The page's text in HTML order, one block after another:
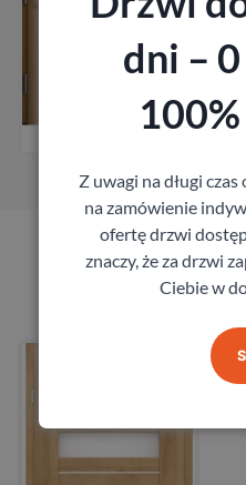
dni –
Z uwagi na długi
na zamówienie
ofertę drzwi
znaczy, że za drzwi
Ciebie w